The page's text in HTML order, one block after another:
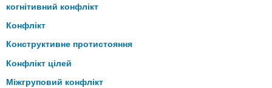
когнітивний конфлікт
Конфлікт
Конструктивне протистояння
Конфлікт цілей
Міжгруповий конфлікт